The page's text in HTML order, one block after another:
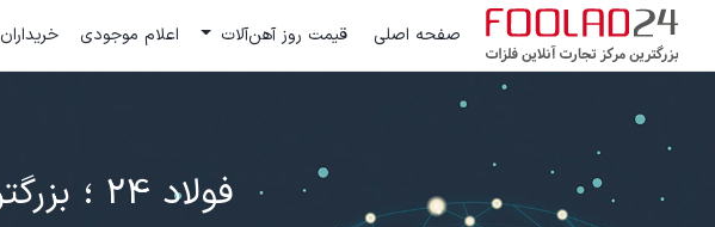
صفحه اصلی قیمت روز آهن‌آلات اعلام موجودی خریداران
فولاد 24 ؛ بزرگترین مرکز تجارت آنلاین فلزات